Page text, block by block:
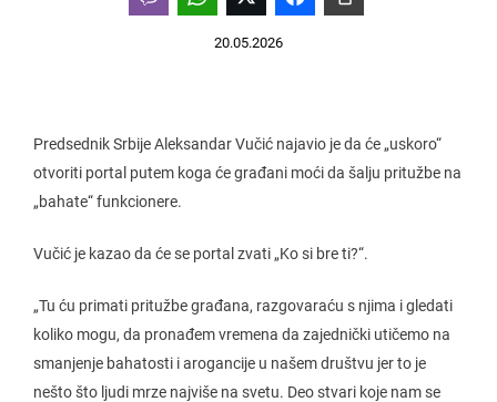
20.05.2026
Predsednik Srbije Aleksandar Vučić najavio je da će „uskoro“
otvoriti portal putem koga će građani moći da šalju pritužbe na
„bahate“ funkcionere.
Vučić je kazao da će se portal zvati „Ko si bre ti?“.
„Tu ću primati pritužbe građana, razgovaraću s njima i gledati
koliko mogu, da pronađem vremena da zajednički utičemo na
smanjenje bahatosti i arogancije u našem društvu jer to je
nešto što ljudi mrze najviše na svetu. Deo stvari koje nam se